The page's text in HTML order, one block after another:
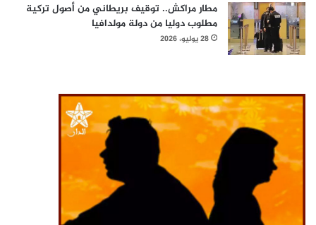
مطار مراكش.. توقيف بريطاني من أصول تركية
مطلوب دوليا من دولة مولدافيا
28 يوليو، 2026